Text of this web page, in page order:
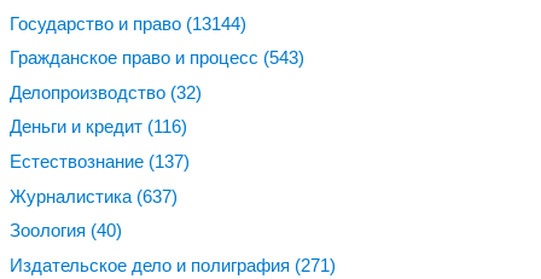
Государство и право (13144)
Гражданское право и процесс (543)
Делопроизводство (32)
Деньги и кредит (116)
Естествознание (137)
Журналистика (637)
Зоология (40)
Издательское дело и полиграфия (271)